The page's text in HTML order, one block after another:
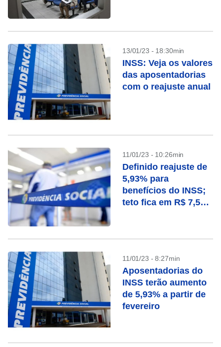
13/01/23 - 18:30min
INSS: Veja os valores
das aposentadorias
com o reajuste anual
11/01/23 - 10:26min
Definido reajuste de
5,93% para
benefícios do INSS;
teto fica em R$ 7,507
11/01/23 - 8:27min
Aposentadorias do
INSS terão aumento
de 5,93% a partir de
fevereiro